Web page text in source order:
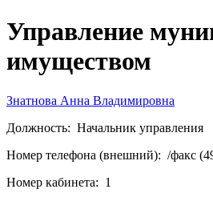
Управление
имуществом
Знатнова Анна Владимировна
Должность: Начальник управления
Номер телефона (внешний): /факс
Номер кабинета: 1